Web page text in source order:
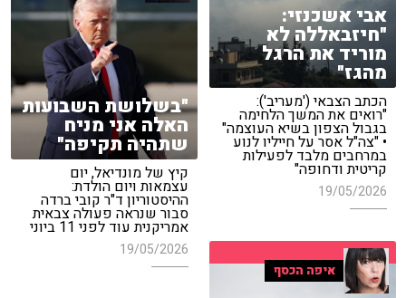
אבי אשכנזי:
"חיזבאללה לא
מוריד את הרגל
מהגז"
הכתב הצבאי ('מעריב'):
"רואים את המשך הלחימה
בגבול הצפון בשיא העוצמה"
• "צה"ל אסר על חייליו לנוע
במרחבים מלבד לפעילות
קריטית ודחופה"
19/05/2026
"בשלושת השבועות
האלה אני מניח
שתהיה תקיפה"
קיץ של מונדיאל, יום
עצמאות ויום הולדת:
ההיסטוריון ד"ר קובי ברדה
סבור שנראה פעולה צבאית
אמריקנית עוד לפני 11 ביוני
19/05/2026
איפה הכסף